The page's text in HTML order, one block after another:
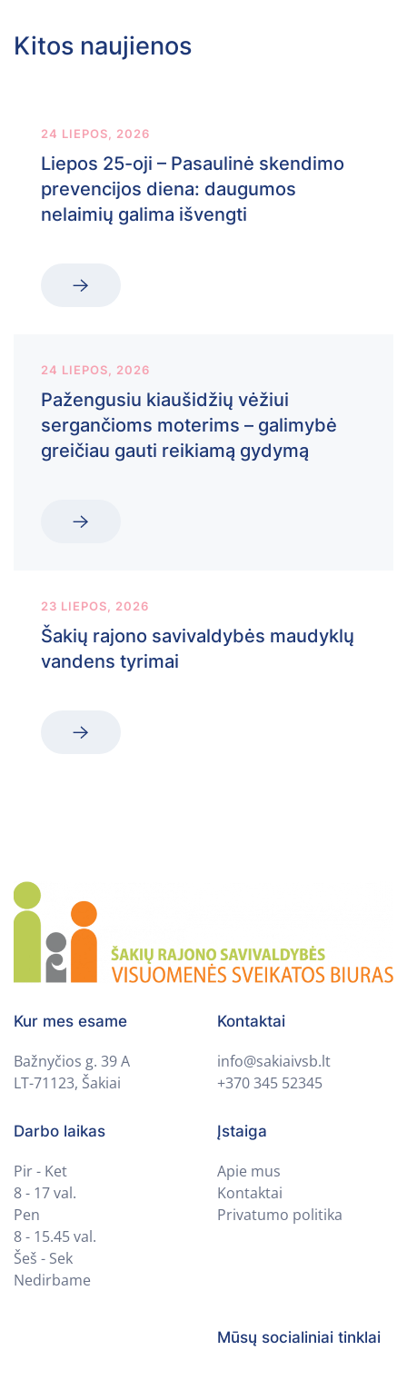
Kitos naujienos
24 LIEPOS, 2026
Liepos 25-oji – Pasaulinė skendimo
prevencijos diena: daugumos
nelaimių galima išvengti
24 LIEPOS, 2026
Pažengusiu kiaušidžių vėžiui
sergančioms moterims – galimybė
greičiau gauti reikiamą gydymą
23 LIEPOS, 2026
Šakių rajono savivaldybės maudyklų
vandens tyrimai
Kur mes esame
Bažnyčios g. 39 A
LT-71123, Šakiai
Kontaktai
info@sakiaivsb.lt
+370 345 52345
Darbo laikas
Pir - Ket
8 - 17 val.
Pen
8 - 15.45 val.
Šeš - Sek
Nedirbame
Įstaiga
Apie mus
Kontaktai
Privatumo politika
Mūsų socialiniai tinklai